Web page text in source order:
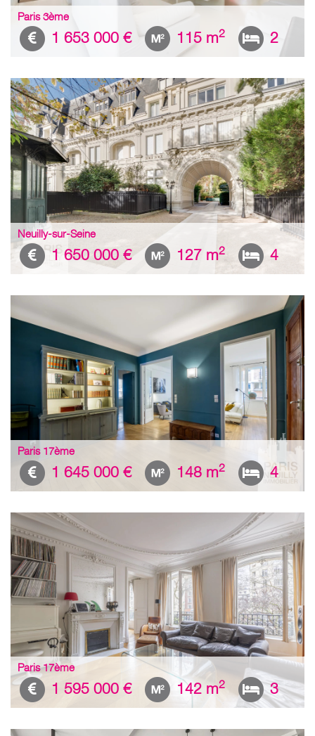
Paris 3ème
1 653 000 € 115 m2 2
Neuilly-sur-Seine
1 650 000 € 127 m2 4
Paris 17ème
1 645 000 € 148 m2 4
Paris 17ème
1 595 000 € 142 m2 3